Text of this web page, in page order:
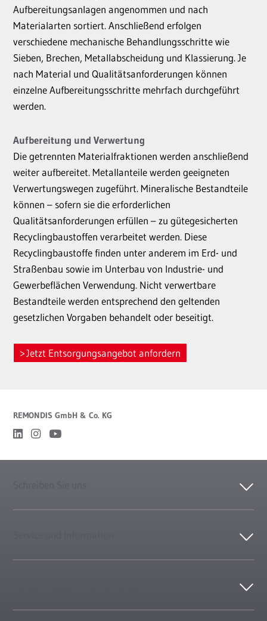
Aufbereitungsanlagen angenommen und nach
Materialarten sortiert. Anschließend erfolgen
verschiedene mechanische Behandlungsschritte wie
Sieben, Brechen, Metallabscheidung und Klassierung. Je
nach Material und Qualitätsanforderungen können
einzelne Aufbereitungsschritte mehrfach durchgeführt
werden.
Aufbereitung und Verwertung
Die getrennten Materialfraktionen werden anschließend
weiter aufbereitet. Metallanteile werden geeigneten
Verwertungswegen zugeführt. Mineralische Bestandteile
können – sofern sie die erforderlichen
Qualitätsanforderungen erfüllen – zu gütegesicherten
Recyclingbaustoffen verarbeitet werden. Diese
Recyclingbaustoffe finden unter anderem im Erd- und
Straßenbau sowie im Unterbau von Industrie- und
Gewerbeflächen Verwendung. Nicht verwertbare
Bestandteile werden entsprechend den geltenden
gesetzlichen Vorgaben behandelt oder beseitigt.
Jetzt Entsorgungsangebot anfordern
REMONDIS GmbH & Co. KG